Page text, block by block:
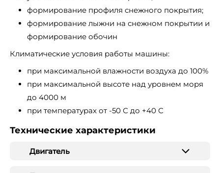
формирование профиля снежного покрытия;
формирование лыжни на снежном покрытии и
формирование обочин
Климатические условия работы машины:
при максимальной влажности воздуха до 100%
при максимальной высоте над уровнем моря
до 4000 м
при температурах от -50 С до +40 С
Технические характеристики
Двигатель